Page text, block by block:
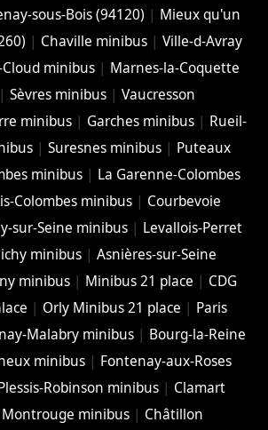
sous-Bois (94120) | Mieux qu'un
| Chaville minibus| Ville-d-Avray
minibus| Marnes-la-Coquette
Sèvres minibus| Vaucresson
minibus | Garches minibus | Rueil-
|Suresnes minibus | Puteaux
minibus| La Garenne-Colombes
Colombes minibus | Courbevoie
sur-Seine minibus| Levallois-Perret
minibus| Asnières-sur-Seine
minibus| Minibus 21 place | CDG
| Orly Minibus 21 place | Paris
Malabry minibus| Bourg-la-Reine
minibus | Fontenay-aux-Roses
Robinson minibus | Clamart
Montrouge minibus| Châtillon